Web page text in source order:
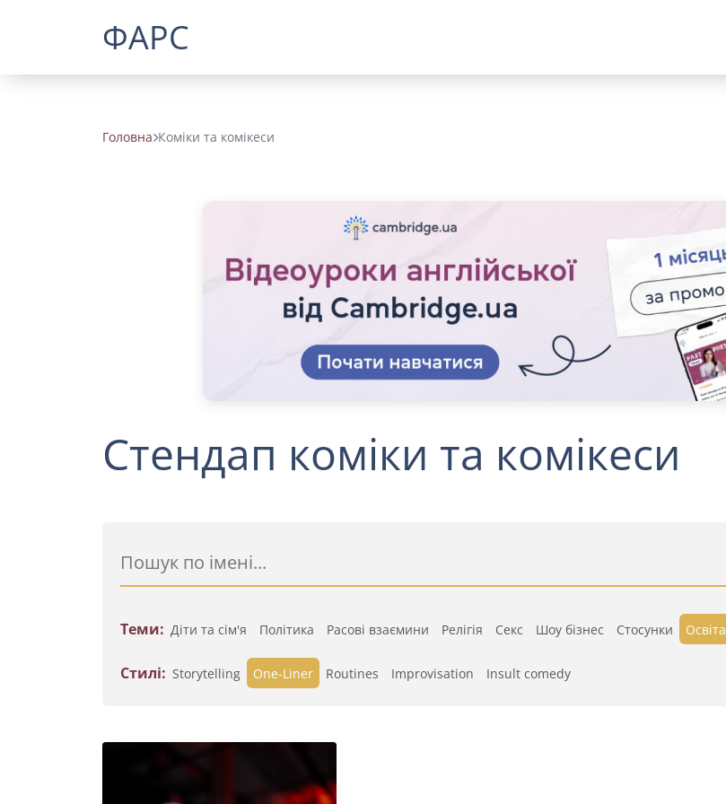
ФАРС
Головна Коміки та комікеси
Стендап коміки та комікеси
Теми: Діти та сім'я Політика Расові взаємини Релігія Секс Шоу бізнес Стосунки Освіта
Стилі: Storytelling One-Liner Routines Improvisation Insult comedy